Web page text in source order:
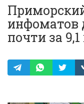
инфоматов
почти за